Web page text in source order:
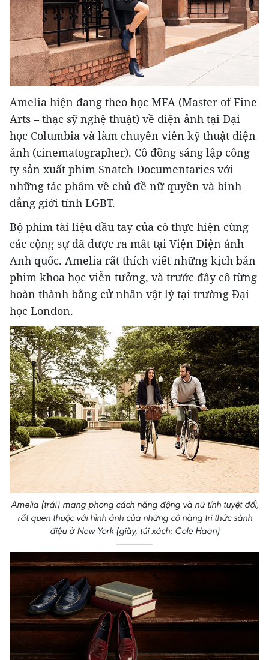
Amelia hiện đang theo học MFA (Master of Fine
Arts – thạc sỹ nghệ thuật) về điện ảnh tại Đại
học Columbia và làm chuyên viên kỹ thuật điện
ảnh (cinematographer). Cô đồng sáng lập công
ty sản xuất phim Snatch Documentaries với
những tác phẩm về chủ đề nữ quyền và bình
đẳng giới tính LGBT.
Bộ phim tài liệu đầu tay của cô thực hiện cùng
các cộng sự đã được ra mắt tại Viện Điện ảnh
Anh quốc. Amelia rất thích viết những kịch bản
phim khoa học viễn tưởng, và trước đây cô từng
hoàn thành bằng cử nhân vật lý tại trường Đại
học London.
Amelia (trái) mang phong cách năng động và nữ tính tuyệt đối,
rất quen thuộc với hình ảnh của những cô nàng trí thức sành
điệu ở New York (giày, túi xách: Cole Haan)